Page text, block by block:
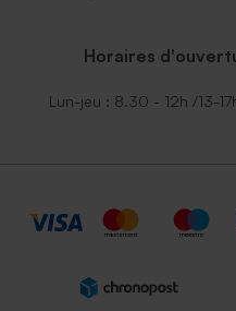
Horaires
Lun-jeu : 8.30 - 12h /13-